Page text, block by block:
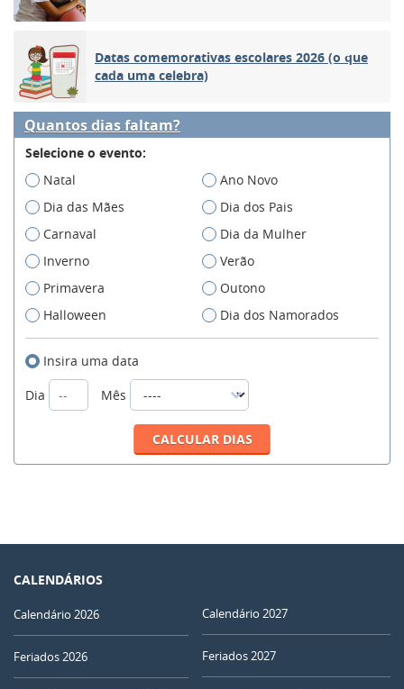
Datas comemorativas escolares 2026 (o que
cada uma celebra)
Quantos dias faltam?
Selecione o evento:
Natal
Ano Novo
Dia das Mães
Dia dos Pais
Carnaval
Dia da Mulher
Inverno
Verão
Primavera
Outono
Halloween
Dia dos Namorados
Insira uma data
Dia
Mês
CALENDÁRIOS
Calendário 2026
Feriados 2026
Calendário 2027
Feriados 2027